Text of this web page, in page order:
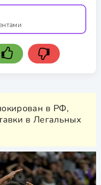
в РФ,
в Легальных